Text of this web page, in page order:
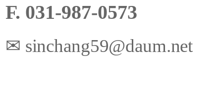
F. 031-987-0573
✉ sinchang59@daum.net